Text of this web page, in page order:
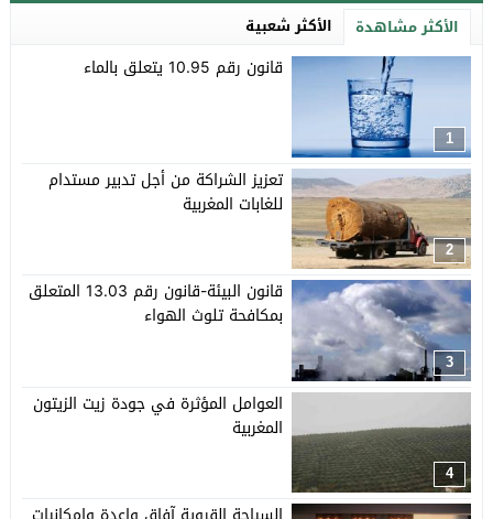
الأكثر مشاهدة الأكثر شعبية
1
قانون رقم 10.95 يتعلق بالماء
2
تعزيز الشراكة من أجل تدبير مستدام
للغابات المغربية
3
قانون البيئة-قانون رقم 13.03 المتعلق
بمكافحة تلوث الهواء
4
العوامل المؤثرة في جودة زيت الزيتون
المغربية